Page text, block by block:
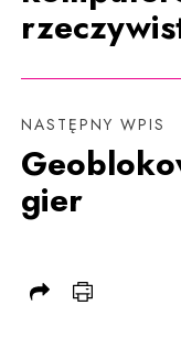
NASTĘPNY WPIS
gier